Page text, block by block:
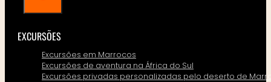
EXCURSÕES
Excursões em Marrocos
Excursões de aventura na África do Sul
Excursões privadas personalizadas pelo deserto de